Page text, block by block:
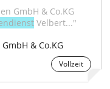
GmbH & Co.KG
Velbert..."
GmbH & Co.KG
Vollzeit